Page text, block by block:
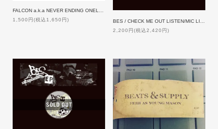
1,500円(税込1,650円)
2,200円(税込2,420円)